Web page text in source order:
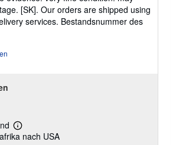
Sternen
[SK]. Our orders are shipped using
services. Bestandsnummer des
Weitere
Informationen
nach USA